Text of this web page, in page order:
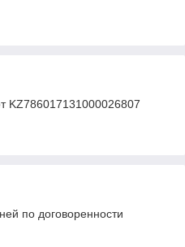
KZ786017131000026807
по договоренности